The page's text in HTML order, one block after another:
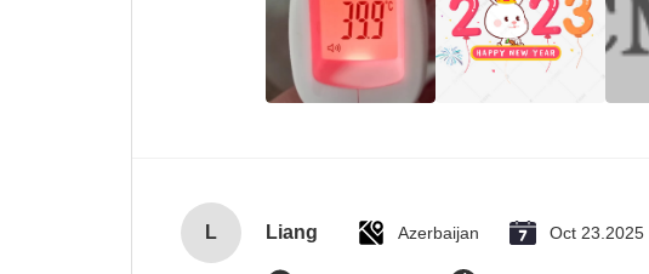
L Liang Azerbaijan Oct 23.2025